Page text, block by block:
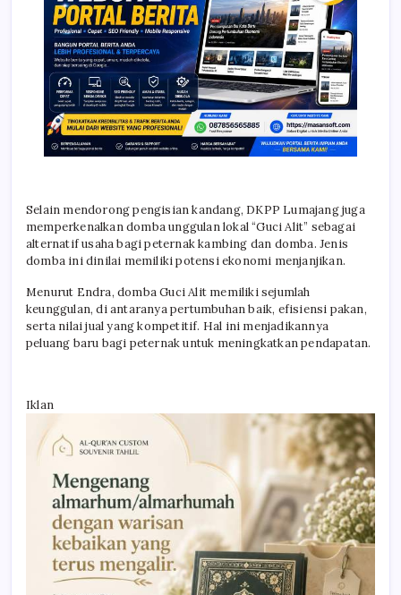
Selain mendorong pengisian kandang, DKPP Lumajang juga
memperkenalkan domba unggulan lokal “Guci Alit” sebagai
alternatif usaha bagi peternak kambing dan domba. Jenis
domba ini dinilai memiliki potensi ekonomi menjanjikan.
Menurut Endra, domba Guci Alit memiliki sejumlah
keunggulan, di antaranya pertumbuhan baik, efisiensi pakan,
serta nilai jual yang kompetitif. Hal ini menjadikannya
peluang baru bagi peternak untuk meningkatkan pendapatan.
Iklan